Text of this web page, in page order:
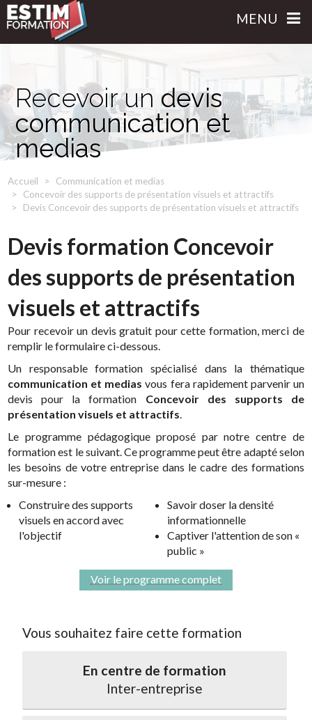
MENU
Recevoir undevis
communication et
medias
Accueil
Communication et medias
Concevoir des supports de présentation visuels et attractifs
Devis Concevoir des supports de présentation visuels et attractifs
Devis formation Concevoir
des supports de présentation
visuels et attractifs
Pour recevoir un devis gratuit pour cette formation, merci de
remplir le formulaire ci-dessous.
Un responsable formation spécialisé dans la thématique
communication et medias vous fera rapidement parvenir un
devis pour la formation Concevoir des supports de
présentation visuels et attractifs.
Le programme pédagogique proposé par notre centre de
formation est le suivant. Ce programme peut être adapté selon
les besoins de votre entreprise dans le cadre des formations
sur-mesure :
Construire des supports
visuels en accord avec
l'objectif
Savoir doser la densité
informationnelle
Captiver l'attention de son «
public »
Voir le programme complet
Vous souhaitez faire cette formation
En centre de formation
Inter-entreprise